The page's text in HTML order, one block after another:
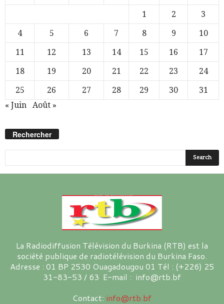
1 2
3
4
5 6 7 8 9
10
11
12 13 14 15 16
17
18
19 20 21 22 23
24
25
26 27 28 29 30
31
« Juin
Août »
Rechercher
La Radiodiffusion Télévision du Burkina (RTB) est la
société publique de radiotélévision du Burkina Faso.
Adresse : 01 BP 2530 Ouagadougou 01 Tél : (+226) 25
31-83-53 / 63 E-mail : info@rtb.bf
Contact: info@rtb.bf